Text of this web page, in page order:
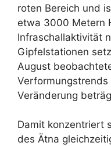
roten Bereich und
etwa 3000 Metern
Infraschallaktivität
Gipfelstationen
August
Veränderung
Damit konzentriert
des Ätna